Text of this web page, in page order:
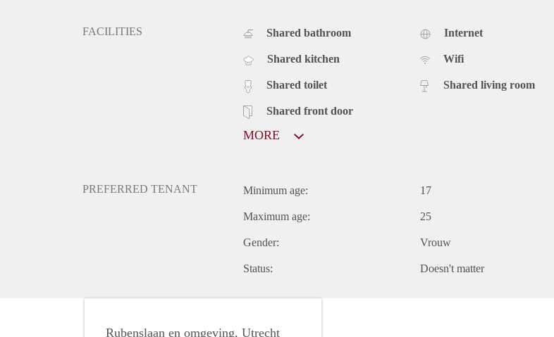
FACILITIES Shared bathroom
Shared kitchen
Shared toilet
Shared front door
Internet
Wifi
Shared living room
MORE
PREFERRED TENANT Minimum age: 17
Maximum age: 25
Gender: Vrouw
Status: Doesn't matter
Rubenslaan en omgeving, Utrecht